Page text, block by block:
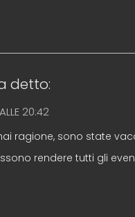
detto:
20:42
ragione, sono state
rendere tutti gli